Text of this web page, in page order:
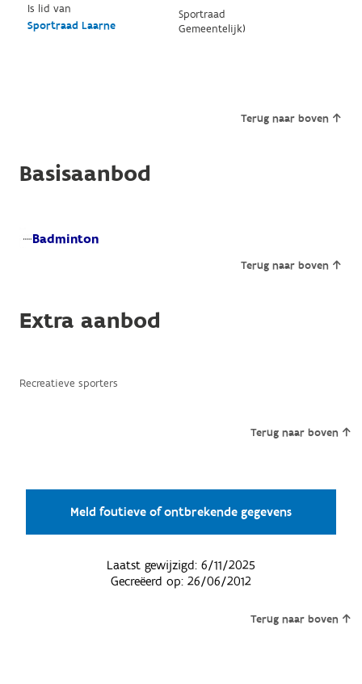
Is lid van
Sportraad Laarne
Sportraad
Gemeentelijk)
Terug naar boven
Basisaanbod
Badminton
Terug naar boven
Extra aanbod
Recreatieve sporters
Terug naar boven
Meld foutieve of ontbrekende gegevens
Laatst gewijzigd: 6/11/2025
Gecreëerd op: 26/06/2012
Terug naar boven